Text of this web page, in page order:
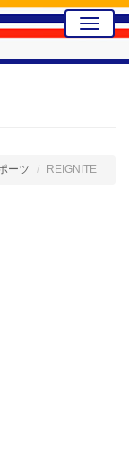
Toggle
ーツ REIGNITE